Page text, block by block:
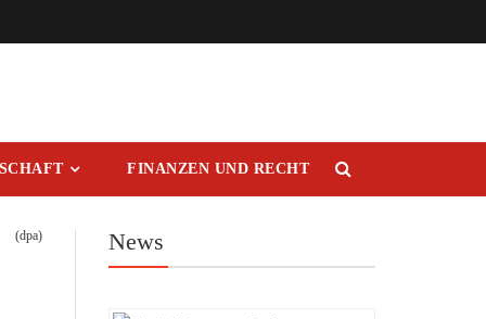
FINANZEN UND RECHT
(dpa) News